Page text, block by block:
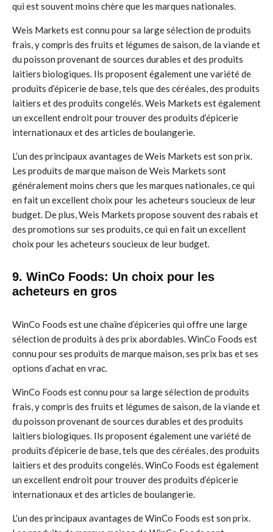
qui est souvent moins chère que les marques nationales.
Weis Markets est connu pour sa large sélection de produits
frais, y compris des fruits et légumes de saison, de la viande et
du poisson provenant de sources durables et des produits
laitiers biologiques. Ils proposent également une variété de
produits d’épicerie de base, tels que des céréales, des produits
laitiers et des produits congelés. Weis Markets est également
un excellent endroit pour trouver des produits d’épicerie
internationaux et des articles de boulangerie.
L’un des principaux avantages de Weis Markets est son prix.
Les produits de marque maison de Weis Markets sont
généralement moins chers que les marques nationales, ce qui
en fait un excellent choix pour les acheteurs soucieux de leur
budget. De plus, Weis Markets propose souvent des rabais et
des promotions sur ses produits, ce qui en fait un excellent
choix pour les acheteurs soucieux de leur budget.
9. WinCo Foods: Un choix pour les
acheteurs en gros
WinCo Foods est une chaîne d’épiceries qui offre une large
sélection de produits à des prix abordables. WinCo Foods est
connu pour ses produits de marque maison, ses prix bas et ses
options d’achat en vrac.
WinCo Foods est connu pour sa large sélection de produits
frais, y compris des fruits et légumes de saison, de la viande et
du poisson provenant de sources durables et des produits
laitiers biologiques. Ils proposent également une variété de
produits d’épicerie de base, tels que des céréales, des produits
laitiers et des produits congelés. WinCo Foods est également
un excellent endroit pour trouver des produits d’épicerie
internationaux et des articles de boulangerie.
L’un des principaux avantages de WinCo Foods est son prix.